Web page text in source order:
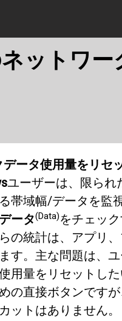
ットワ
ータ使用量をリセ
ユーザーは、限られ
帯域幅/データを監
データ(Data)をチェッ
の統計は、アプリ
す。主な問題は、
用量をリセットし
の直接ボタンですが
ットはありません。